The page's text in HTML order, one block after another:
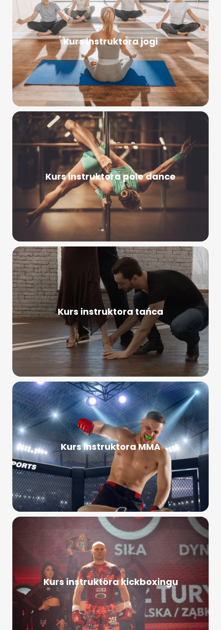
Kurs instruktora jogi
Kurs instruktora pole dance
Kurs instruktora tańca
Kurs instruktora MMA
Kurs instruktora kickboxingu